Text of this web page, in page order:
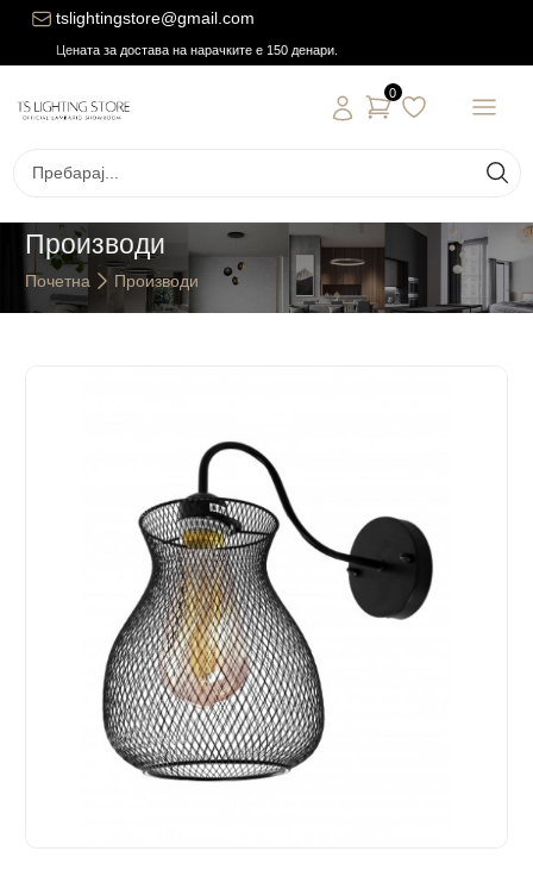
tslightingstore@gmail.com
Цената за достава на нарачките е 150 денари.
0
Производи
Почетна Производи